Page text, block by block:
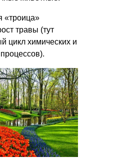
«троица»
травы (тут
цикл химических и